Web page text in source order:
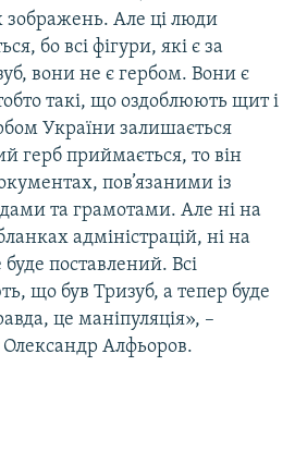
зображень. Але ці люди
бо всі фігури, які є за
вони не є гербом. Вони є
такі, що оздоблюють щит і
України залишається
герб приймається, то він
пов’язаними із
та грамотами. Але ні на
адміністрацій, ні на
поставлений. Всі
що був Тризуб, а тепер буде
це маніпуляція», –
Алфьоров.